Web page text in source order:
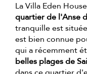
La Villa Eden
quartier de l'Anse
tranquille est
est bien connue
qui a récemment
belles plages de